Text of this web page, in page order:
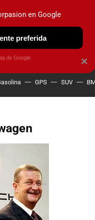
OBSERVATORIO
GPS SUV
×
en Google
preferida
de Google